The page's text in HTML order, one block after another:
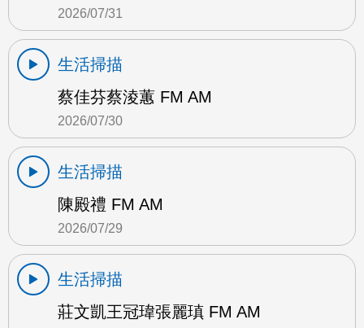
2026/07/31
生活掃描
蔡佳芬蔡淩蕙 FM AM
2026/07/30
生活掃描
陳殿禮 FM AM
2026/07/29
生活掃描
莊文凱王冠瑋張麗瑱 FM AM